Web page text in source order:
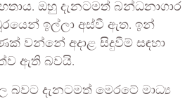
ඔහු දැනටමත් බන්ධනාගාර
ධූරයෙන් ඉල්ලා අස්වී ඇත. ඉන්
වන්නේ අදාළ සිදුවීම් සඳහා
ඇති බවයි.
බවට දැනටමත් මෙරටේ මාධ්‍ය